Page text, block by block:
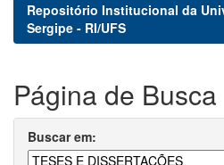
Repositório Institucional da
Sergipe - RI/UFS
Página de Busca
Buscar em: